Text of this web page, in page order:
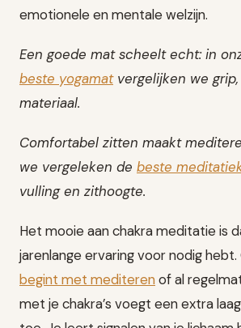
emotionele en mentale welzijn.
Een goede mat scheelt echt: in
beste yogamatvergelijken we
materiaal.
Comfortabel zitten maakt
we vergeleken de beste
vulling en zithoogte.
Het mooie aan chakra meditatie is
jarenlange ervaring voor nodig hebt.
begint met mediterenof al
met je chakra’s voegt een extra